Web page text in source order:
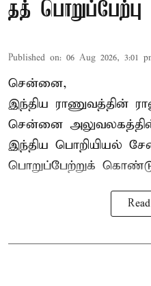
தத் பொறுப்பேற்பு
Published on: 06 Aug 2026, 3:01
சென்னை,
இந்திய ராணுவத்தின்
சென்னை
இந்திய பொறியியல்
பொறுப்பேற்றுக்